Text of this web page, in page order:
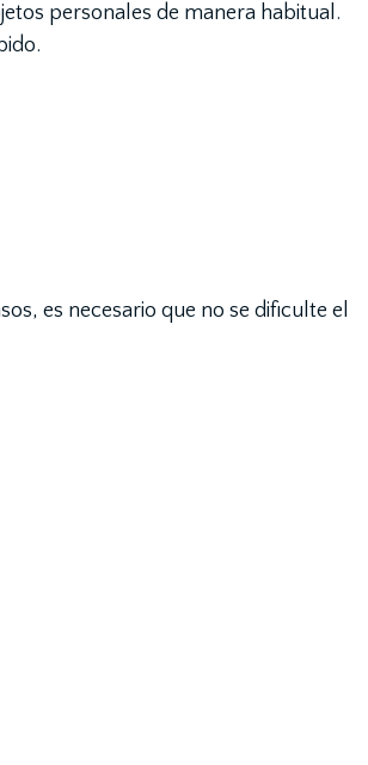
personales de manera habitual.
es necesario que no se dificulte el